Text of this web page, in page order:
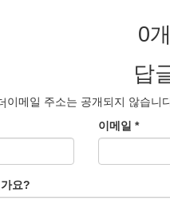
0
답
이메일 주소는 공개되지 않습니
이메일 *
요?